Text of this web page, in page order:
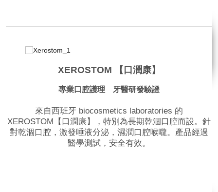
XEROSTOM 【口潤康】
專業口腔護理 牙醫研發驗證
來自西班牙 biocosmetics laboratories 的
XEROSTOM【口潤康】，特別為長期乾涸口腔而設。針
對乾涸口腔，激發唾液分泌，濕潤口腔喉嚨。產品經過
醫學測試，安全有效。